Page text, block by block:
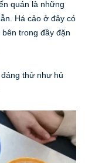
quán là những
Há cảo ở đây có
trong đầy đặn
thử như hủ